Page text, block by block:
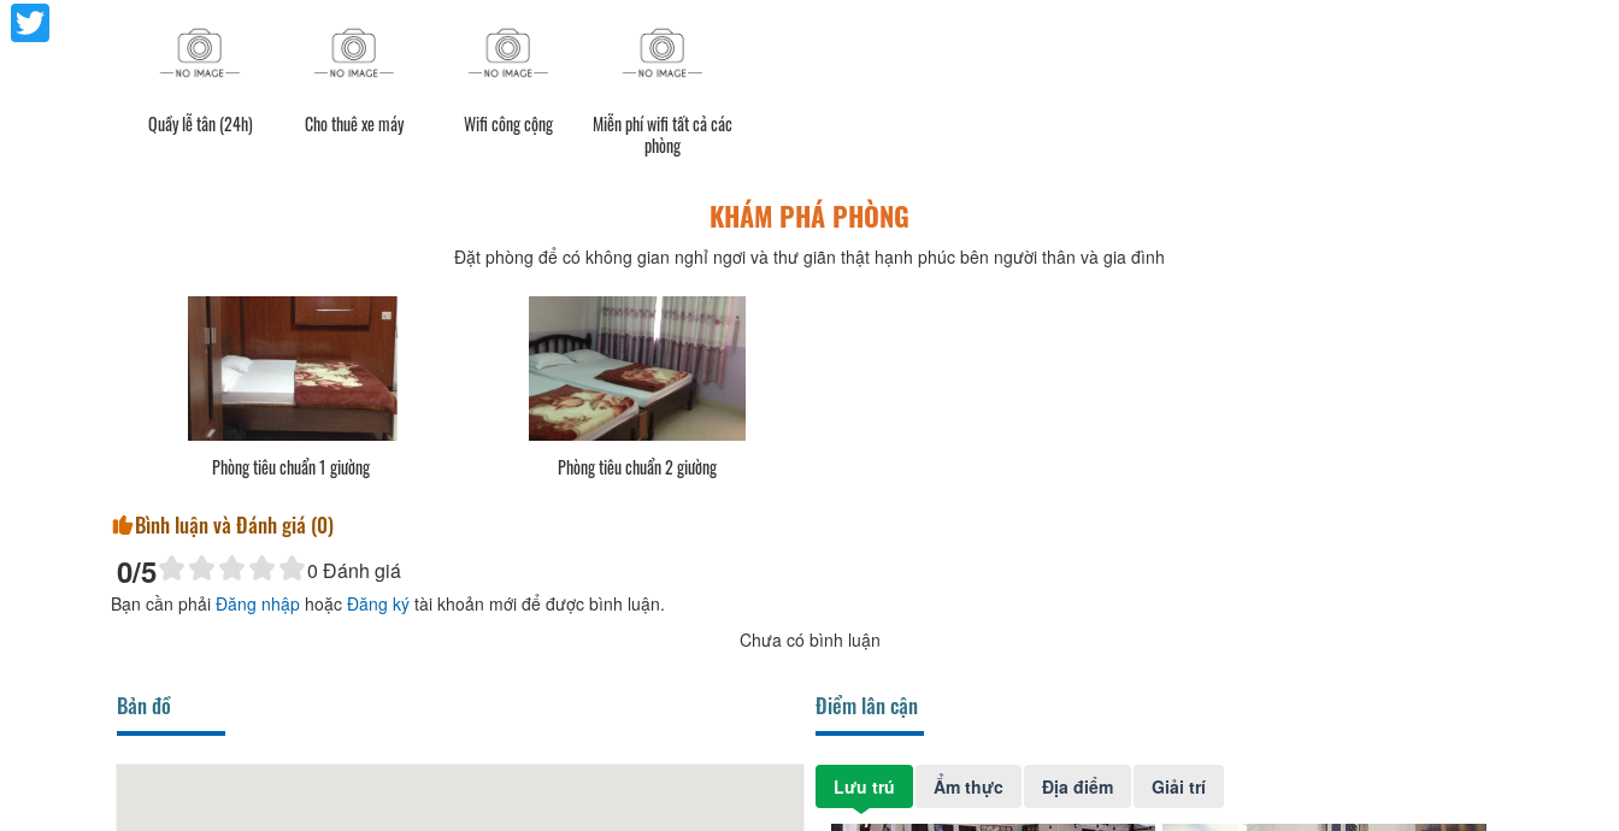
Quầy lễ tân (24h) Cho thuê xe máy Wifi công cộng
Miễn phí wifi tất cả các
phòng
KHÁM PHÁ PHÒNG
Đặt phòng để có không gian nghỉ ngơi và thư giãn thật hạnh phúc bên người thân và gia đình
Phòng tiêu chuẩn 1 giường Phòng tiêu chuẩn 2 giường
Bình luận và Đánh giá (0)
0/5 0 Đánh giá
Bạn cần phải Đăng nhập hoặc Đăng ký tài khoản mới để được bình luận.
Chưa có bình luận
Bản đồ Điểm lân cận
Lưu trú Ẩm thực Địa điểm Giải trí
Facebook